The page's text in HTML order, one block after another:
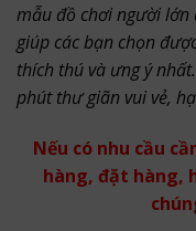
mẫu đồ chơi người lớn
giúp các bạn chọn
thích thú và ưng ý
phút thư giãn vui vẻ,
Nếu có nhu cầu
hàng, đặt hàng,